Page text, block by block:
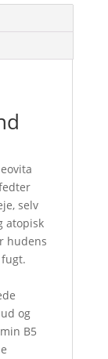
selv
atopisk
hudens
og
B5